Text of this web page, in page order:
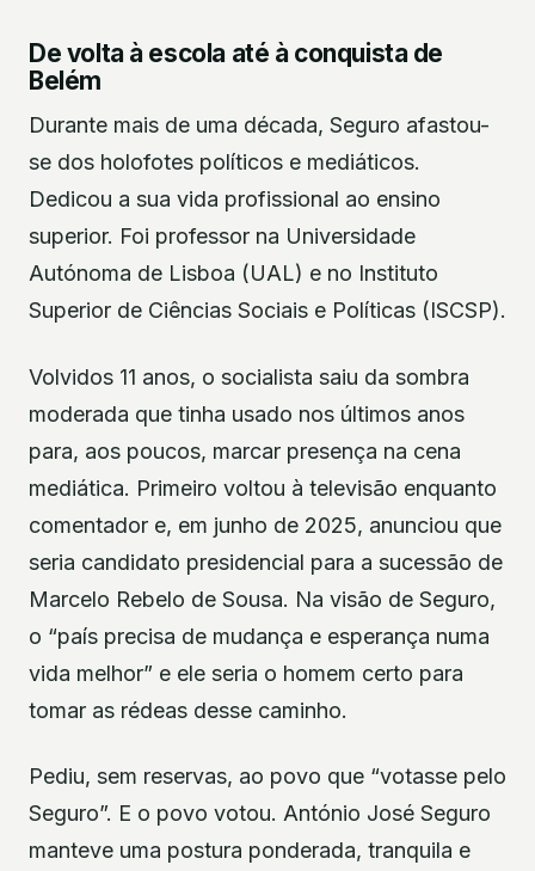
De volta à escola até à conquista de
Belém
Durante mais de uma década, Seguro afastou-
se dos holofotes políticos e mediáticos.
Dedicou a sua vida profissional ao ensino
superior. Foi professor na Universidade
Autónoma de Lisboa (UAL) e no Instituto
Superior de Ciências Sociais e Políticas (ISCSP).
Volvidos 11 anos, o socialista saiu da sombra
moderada que tinha usado nos últimos anos
para, aos poucos, marcar presença na cena
mediática. Primeiro voltou à televisão enquanto
comentador e, em junho de 2025, anunciou que
seria candidato presidencial para a sucessão de
Marcelo Rebelo de Sousa. Na visão de Seguro,
o “país precisa de mudança e esperança numa
vida melhor” e ele seria o homem certo para
tomar as rédeas desse caminho.
Pediu, sem reservas, ao povo que “votasse pelo
Seguro”. E o povo votou. António José Seguro
manteve uma postura ponderada, tranquila e